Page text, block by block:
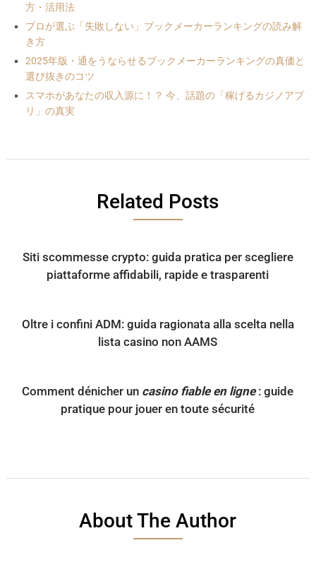
方・活用法
プロが選ぶ「失敗しない」ブックメーカーランキングの読み解
き方
2025年版・通をうならせるブックメーカーランキングの真価と
選び抜きのコツ
スマホがあなたの収入源に！？ 今、話題の「稼げるカジノアプ
リ」の真実
Related Posts
Siti scommesse crypto: guida pratica per scegliere
piattaforme affidabili, rapide e trasparenti
Oltre i confini ADM: guida ragionata alla scelta nella
lista casino non AAMS
Comment dénicher un casino fiable en ligne: guide
pratique pour jouer en toute sécurité
About The Author